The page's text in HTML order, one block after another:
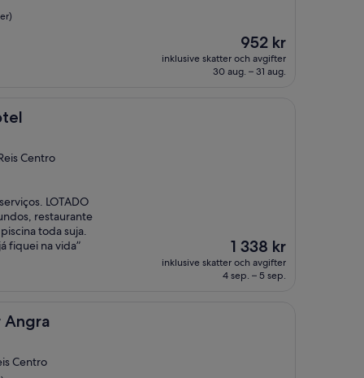
Priset
är
952 kr
952 kr
inklusive skatter och avgifter
30 aug. – 31 aug.
Centro
LOTADO
restaurante
toda suja.
fiquei na vida”
Priset
är
1 338 kr
1 338 kr
inklusive skatter och avgifter
4 sep. – 5 sep.
Angra
Centro